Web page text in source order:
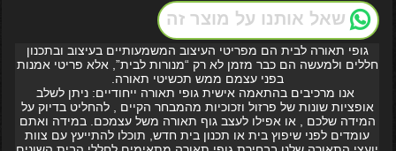
שאל אותנו על מוצר זה
גופי תאורה לבית הם מפריטי העיצוב המשמעותיים בעיצוב ובתכנון
חללים ולמעשה הם כבר מזמן לא רק “מנורות לבית”, אלא פריטי אמנות
בפני עצמם ממש תכשיטי תאורה.
אנו מרכיבים בהתאמה אישית גופי תאורה ייחודיים: ניתן לשלב
אופציות שונות של פרזול וזכוכיות מהמבחר הקיים , להחליט בדיוק על
המידה שלכם , או אפילו לעצב גוף תאורה משל עצמכם. במידה ואתם
עומדים לפני שיפוץ בית או תכנון בית חדש, תוכלו להתייעץ עם צוות